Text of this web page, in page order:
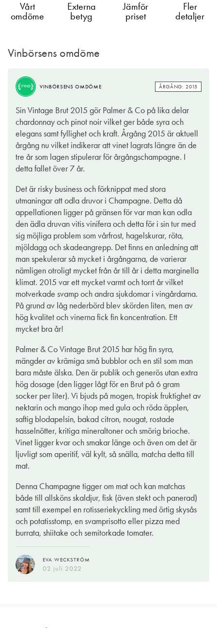
Vårt
omdöme
Externa
betyg
Jämför
priset
Fler
detaljer
Vinbörsens omdöme
FYND VINBÖRSENS OMDÖME ÅRGÅNG: 2015
Sin Vintage Brut 2015 gör Palmer & Co på lika delar
chardonnay och pinot noir vilket ger både syra och
elegans samt fyllighet och kraft. Årgång 2015 är aktuell
årgång nu vilket indikerar att vinet lagrats längre än de
tre år som lagen stipulerar för årgångschampagne. I
detta fallet över 7 år.
Det är risky business och förknippat med stora
utmaningar att odla druvor i Champagne. Detta då
appellationen ligger på gränsen för var man kan odla
den ädla druvan vitis vinifera och detta för i sin tur med
sig möjliga problem som vårfrost, hagelskurar, röta,
mjöldagg och skadeangrepp. Det finns en anledning att
man spekulerar så mycket i årgångarna, de varierar
nämligen otroligt mycket från år till år i detta marginella
klimat. 2015 var ett mycket varmt och torrt år vilket
motverkade svamp och andra sjukdomar i vingårdarna.
På grund av låg nederbörd blev skörden liten, men av
hög kvalitet och vinerna fick fin koncentration. Ett
mycket bra år!
Palmer & Co Vintage Brut 2015 har hög fin syra,
mängder av krämiga små bubblor och en stil som man
bara måste älska. Den är publik och generös utan extra
hög dosage (den ligger lågt för en Brut på 6 gram
socker per liter). Vi bjuds på mogen, tropisk fruktighet av
nektarin och mango ihop med gula och röda äpplen,
saftig blodapelsin, bakad citron, nougat, rostade
hasselnötter, kritiga mineraltoner och smörig brioche.
Vinet ligger kvar och smakar länge och även om det är
ljuvligt som aperitif, väl kylt, så snälla, matcha detta till
mat.
Denna Champagne tigger om mat och kan matchas
både till allsköns skaldjur, fisk (även stekt och panerad)
samt till exempel en rotisseriekyckling med örtig skysås
och potatisstomp, en svamprisotto eller pizza med
burrata, shiitake och semitorkade tomater.
EVA WECKSTRÖM
02 juli 2022